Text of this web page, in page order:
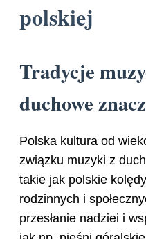
polskiej
Tradycje
duchowe
Polska kultura od
związku muzyki z
takie jak polskie
rodzinnych i
przesłanie nadziei i